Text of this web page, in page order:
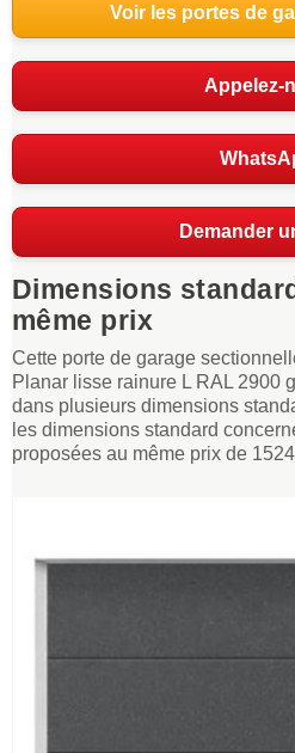
Voir les portes de
Appelez-
Demander
Dimensions
même prix
Cette porte de garage
Planar lisse rainure L RAL 2900
dans plusieurs dimensions
les dimensions standard
proposées au même prix de